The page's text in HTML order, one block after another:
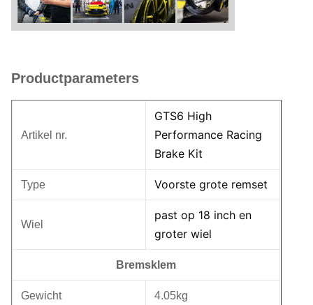
Productparameters
Artikel nr.
GTS6 High
Performance Racing
Brake Kit
Type Voorste grote remset
Wiel
past op 18 inch en
groter wiel
Bremsklem
Gewicht 4.05kg